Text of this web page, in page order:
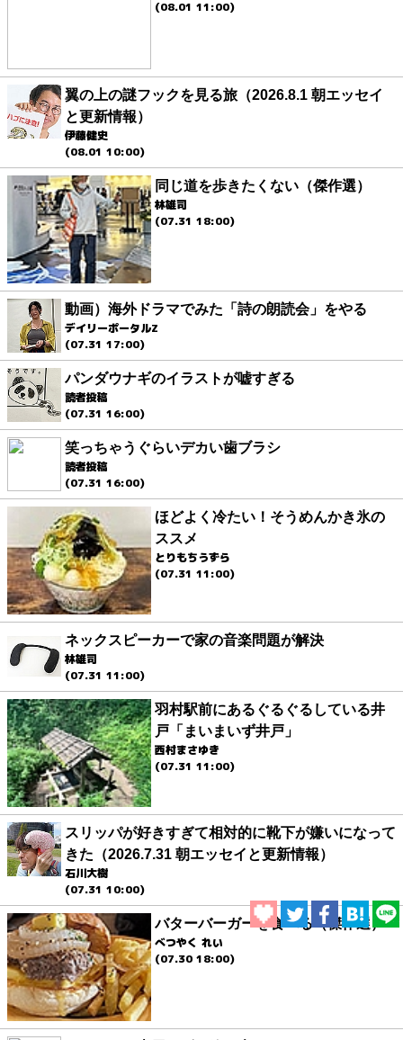
(08.01 11:00)
翼の上の謎フックを見る旅（2026.8.1 朝エッセイ
と更新情報）
伊藤健史
(08.01 10:00)
同じ道を歩きたくない（傑作選）
林雄司
(07.31 18:00)
動画）海外ドラマでみた「詩の朗読会」をやる
デイリーポータルZ
(07.31 17:00)
パンダウナギのイラストが嘘すぎる
読者投稿
(07.31 16:00)
笑っちゃうぐらいデカい歯ブラシ
読者投稿
(07.31 16:00)
ほどよく冷たい！そうめんかき氷の
ススメ
とりもちうずら
(07.31 11:00)
ネックスピーカーで家の音楽問題が解決
林雄司
(07.31 11:00)
羽村駅前にあるぐるぐるしている井
戸「まいまいず井戸」
西村まさゆき
(07.31 11:00)
スリッパが好きすぎて相対的に靴下が嫌いになって
きた（2026.7.31 朝エッセイと更新情報）
石川大樹
(07.31 10:00)
バターバーガーを食べる（傑作選）
べつやく れい
(07.30 18:00)